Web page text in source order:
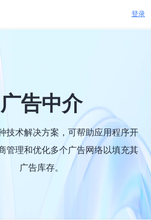
登录
广告中介
技术解决方案，可帮助应用程序开
管理和优化多个广告网络以填充其
广告库存。